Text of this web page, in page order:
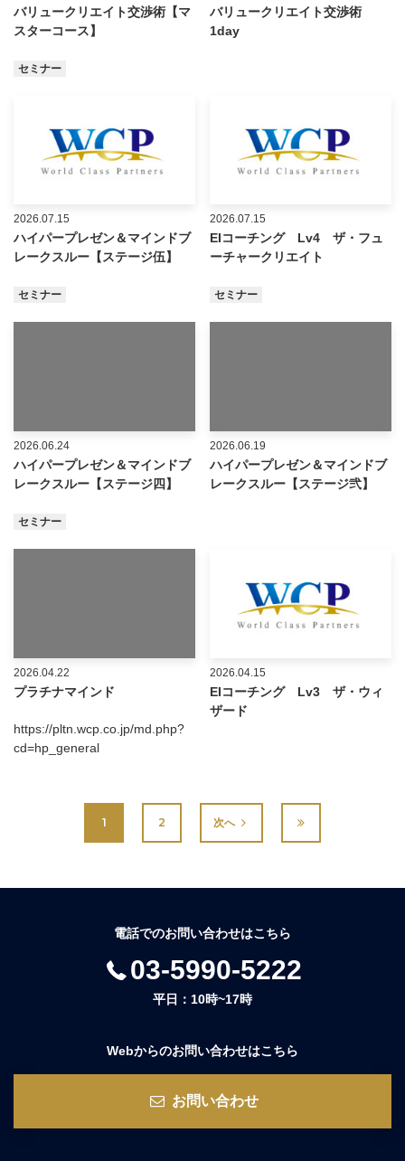
バリュークリエイト交渉術【マ
スターコース】
セミナー
バリュークリエイト交渉術
1day
2026.07.15
ハイパープレゼン＆マインドブ
レークスルー【ステージ伍】
セミナー
2026.07.15
EIコーチング Lv4 ザ・フュ
ーチャークリエイト
セミナー
2026.06.24
ハイパープレゼン＆マインドブ
レークスルー【ステージ四】
セミナー
2026.06.19
ハイパープレゼン＆マインドブ
レークスルー【ステージ弐】
2026.04.22
プラチナマインド
https://pltn.wcp.co.jp/md.php?
cd=hp_general
2026.04.15
EIコーチング Lv3 ザ・ウィ
ザード
1 2 次へ
電話でのお問い合わせはこちら
03-5990-5222
平日：10時~17時
Webからのお問い合わせはこちら
お問い合わせ